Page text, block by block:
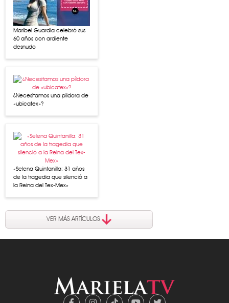
Maribel Guardia celebró sus
60 años con ardiente
desnudo
¿Necesitamos una píldora de
«ubicatex»?
«Selena Quintanilla: 31 años
de la tragedia que silenció a
la Reina del Tex-Mex»
VER MÁS ARTÍCULOS